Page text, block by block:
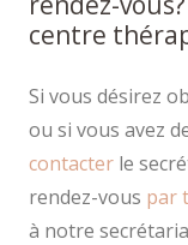
centre
Si vous désirez
ou si vous avez
contacter le
rendez-vous par
à notre